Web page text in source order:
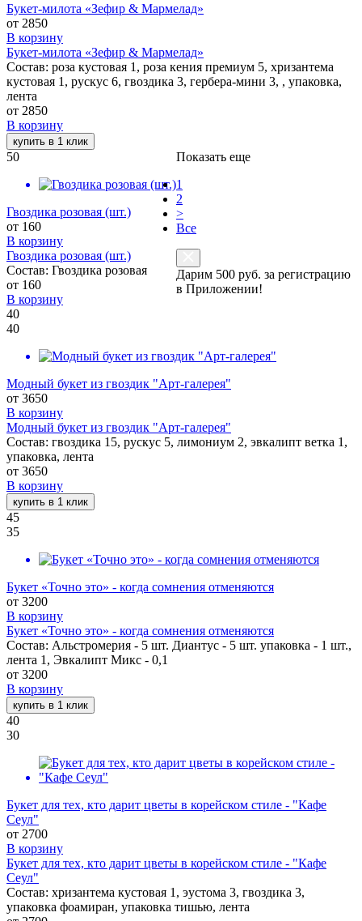
Букет-милота «Зефир & Мармелад»
от 2850
В корзину
Букет-милота «Зефир & Мармелад»
Состав: роза кустовая 1, роза кения премиум 5, хризантема
кустовая 1, рускус 6, гвоздика 3, гербера-мини 3, , упаковка,
лента
от 2850
В корзину
купить в 1 клик
50
Гвоздика розовая (шт.)
от 160
В корзину
Гвоздика розовая (шт.)
Состав: Гвоздика розовая
от 160
В корзину
40
40
Модный букет из гвоздик "Арт-галерея"
от 3650
В корзину
Модный букет из гвоздик "Арт-галерея"
Состав: гвоздика 15, рускус 5, лимониум 2, эвкалипт ветка 1,
упаковка, лента
от 3650
В корзину
купить в 1 клик
45
35
Букет «Точно это» - когда сомнения отменяются
от 3200
В корзину
Букет «Точно это» - когда сомнения отменяются
Состав: Альстромерия - 5 шт. Диантус - 5 шт. упаковка - 1 шт.,
лента 1, Эвкалипт Микс - 0,1
от 3200
В корзину
купить в 1 клик
40
30
Букет для тех, кто дарит цветы в корейском стиле - "Кафе
Сеул"
от 2700
В корзину
Букет для тех, кто дарит цветы в корейском стиле - "Кафе
Сеул"
Состав: хризантема кустовая 1, эустома 3, гвоздика 3,
упаковка фоамиран, упаковка тишью, лента
Показать еще
1
2
>
Все
Дарим 500 руб. за регистрацию
в Приложении!